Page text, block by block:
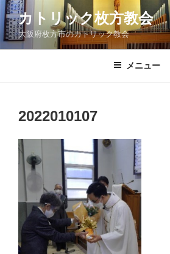
コ
ン
テ
ン
カトリック枚方教会
大阪府枚方市のカトリック教会
メニュー
2022010107